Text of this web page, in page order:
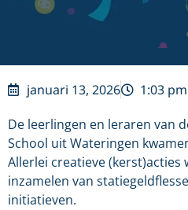
januari 13, 2026
1:03 pm
De leerlingen en leraren van
School uit Wateringen
Allerlei creatieve (kerst)acties
inzamelen van
initiatieven.